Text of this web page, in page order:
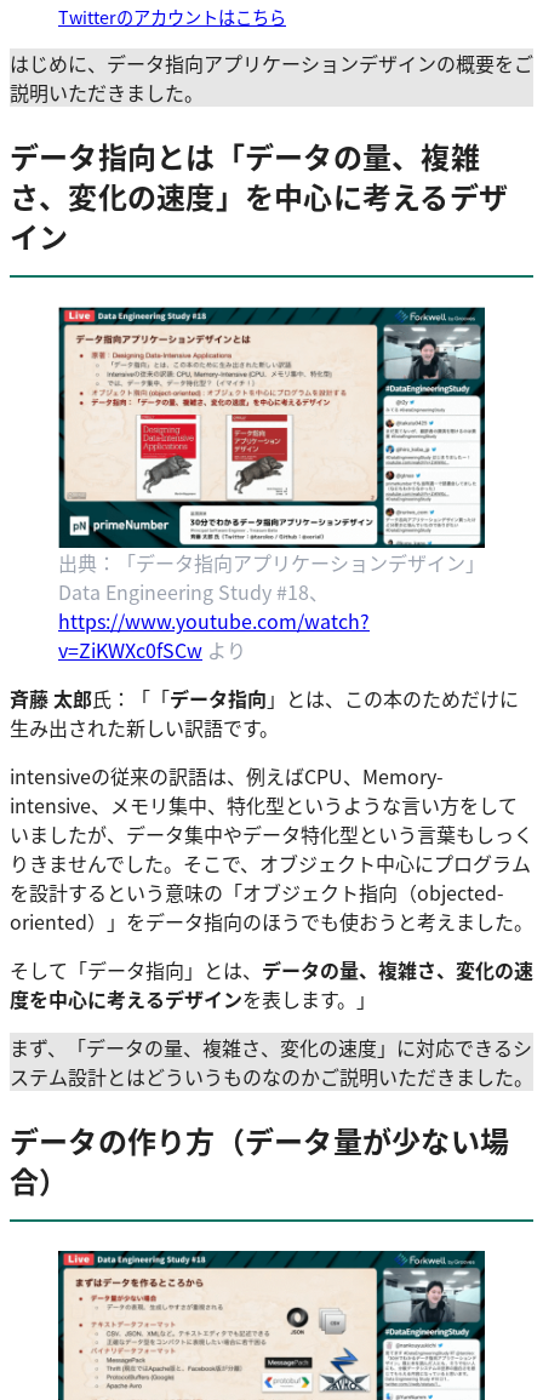
Twitterのアカウントはこちら
はじめに、データ指向アプリケーションデザインの概要をご
説明いただきました。
データ指向とは「データの量、複雑
さ、変化の速度」を中心に考えるデザ
イン
出典：「データ指向アプリケーションデザイン」
Data Engineering Study #18、
https://www.youtube.com/watch?
v=ZiKWXc0fSCw より
斉藤 太郎氏：「「データ指向 」とは、この本のためだけに
生み出された新しい訳語です。
intensiveの従来の訳語は、例えばCPU、Memory-
intensive、メモリ集中、特化型というような言い方をして
いましたが、データ集中やデータ特化型という言葉もしっく
りきませんでした。そこで、オブジェクト中心にプログラム
を設計するという意味の「オブジェクト指向（objected-
oriented）」をデータ指向のほうでも使おうと考えました。
そして「データ指向」とは、 データの量、複雑さ、変化の速
度を中心に考えるデザインを表します。」
まず、「データの量、複雑さ、変化の速度」に対応できるシ
ステム設計とはどういうものなのかご説明いただきました。
データの作り方（データ量が少ない場
合）